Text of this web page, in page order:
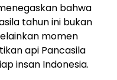
bahwa
tahun ini bukan
momen
api Pancasila
insan Indonesia.